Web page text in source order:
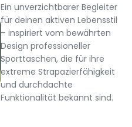
Ein unverzichtbarer Begleiter
für deinen aktiven Lebensstil
– inspiriert vom bewährten
Design professioneller
Sporttaschen, die für ihre
extreme Strapazierfähigkeit
und durchdachte
Funktionalität bekannt sind.